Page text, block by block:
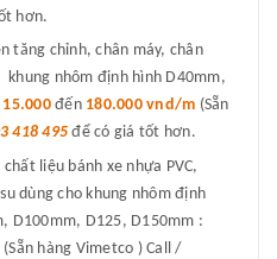
hơn.
tăng chỉnh, chân máy, chân
nhôm định hình D40mm,
15.000đến 180.000 vnd/m (Sẵn
418 495 để có giá tốt hơn.
liệu bánh xe nhựa PVC,
dùng cho khung nhôm định
D100mm, D125, D150mm :
(Sẵn hàng Vimetco ) Call /